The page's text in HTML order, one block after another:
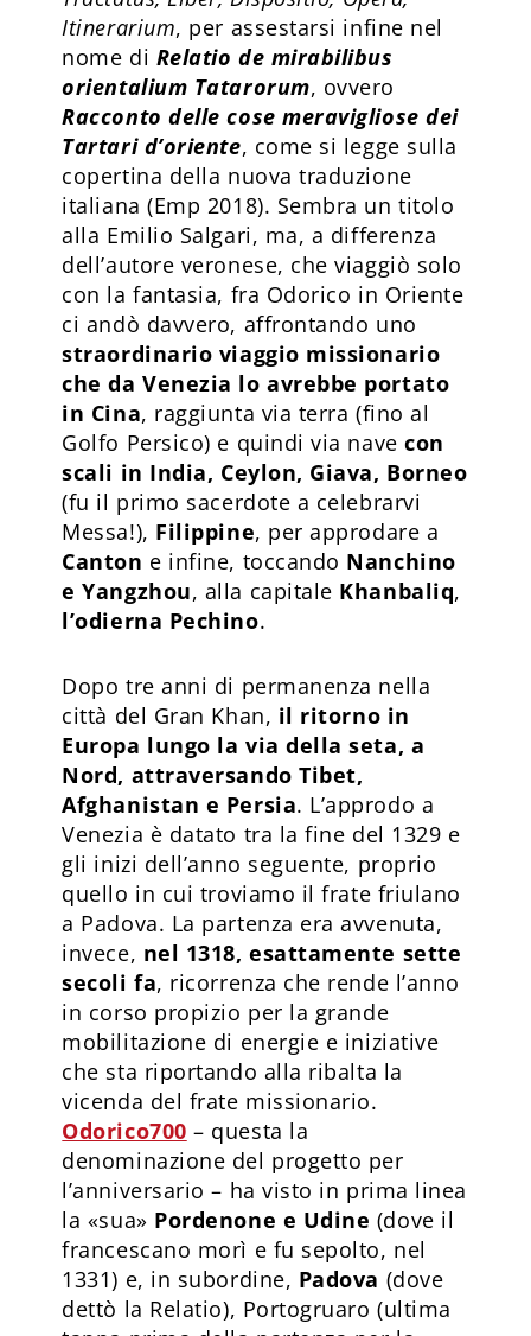
Itinerarium, per assestarsi infine nel
nome di Relatio de mirabilibus
orientalium Tatarorum, ovvero
Racconto delle cose meravigliose dei
Tartari d’oriente, come si legge sulla
copertina della nuova traduzione
italiana (Emp 2018). Sembra un titolo
alla Emilio Salgari, ma, a differenza
dell’autore veronese, che viaggiò solo
con la fantasia, fra Odorico in Oriente
ci andò davvero, affrontando uno
straordinario viaggio missionario
che da Venezia lo avrebbe portato
in Cina, raggiunta via terra (fino al
Golfo Persico) e quindi via navecon
scali in India, Ceylon, Giava, Borneo
(fu il primo sacerdote a celebrarvi
Messa!), Filippine, per approdare a
Canton e infine, toccando Nanchino
e Yangzhou, alla capitale Khanbaliq,
l’odierna Pechino.
Dopo tre anni di permanenza nella
città del Gran Khan, il ritorno in
Europa lungo la via della seta, a
Nord, attraversando Tibet,
Afghanistan e Persia. L’approdo a
Venezia è datato tra la fine del 1329 e
gli inizi dell’anno seguente, proprio
quello in cui troviamo il frate friulano
a Padova. La partenza era avvenuta,
invece, nel 1318, esattamente sette
secoli fa, ricorrenza che rende l’anno
in corso propizio per la grande
mobilitazione di energie e iniziative
che sta riportando alla ribalta la
vicenda del frate missionario.
Odorico700 – questa la
denominazione del progetto per
l’anniversario – ha visto in prima linea
la «sua» Pordenone e Udine (dove il
francescano morì e fu sepolto, nel
1331) e, in subordine, Padova (dove
dettò la Relatio), Portogruaro (ultima